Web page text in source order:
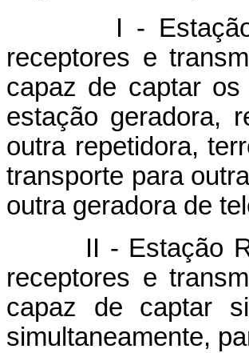
I - Estação
receptores e
capaz de captar
estação geradora,
outra repetidora,
transporte para
outra geradora de
II - Estação
receptores e
capaz de captar
simultaneamente,